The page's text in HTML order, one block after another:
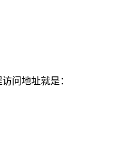
问地址就是：